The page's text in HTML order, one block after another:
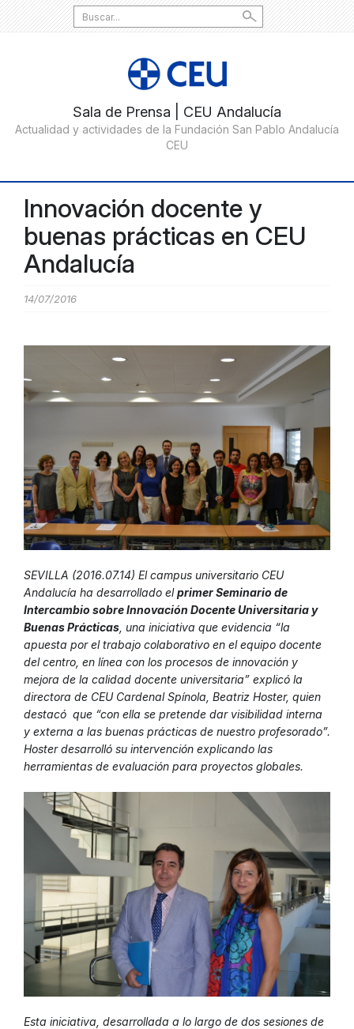
Search
for:
Innovación docente y
buenas prácticas en CEU
Andalucía
14/07/2016
SEVILLA (2016.07.14) El campus universitario CEU
Andalucía ha desarrollado elprimer Seminario de
Intercambio sobre Innovación Docente Universitaria y
Buenas Prácticas , una iniciativa que evidencia “la
apuesta por el trabajo colaborativo en el equipo docente
del centro, en línea con los procesos de innovación y
mejora de la calidad docente universitaria” explicó la
directora de CEU Cardenal Spínola, Beatriz Hoster, quien
destacó que “con ella se pretende dar visibilidad interna
y externa a las buenas prácticas de nuestro profesorado”.
Hoster desarrolló su intervención explicando las
herramientas de evaluación para proyectos globales.
Esta iniciativa, desarrollada a lo largo de dos sesiones de